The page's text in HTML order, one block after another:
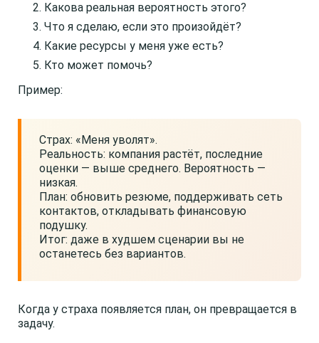
Какова реальная вероятность этого?
Что я сделаю, если это произойдёт?
Какие ресурсы у меня уже есть?
Кто может помочь?
Пример:
Страх: «Меня уволят».
Реальность: компания растёт, последние
оценки — выше среднего. Вероятность —
низкая.
План: обновить резюме, поддерживать сеть
контактов, откладывать финансовую
подушку.
Итог: даже в худшем сценарии вы не
останетесь без вариантов.
Когда у страха появляется план, он превращается в
задачу.